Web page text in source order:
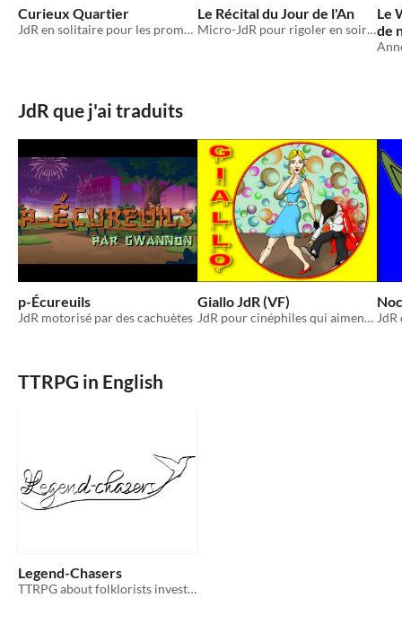
Curieux Quartier
JdR en solitaire pour les promenades du chien
Le Récital du Jour de l'An
Micro-JdR pour rigoler en soirée
Le
de
JdR que j'ai traduits
p-Écureuils
JdR motorisé par des cachuètes
Giallo JdR (VF)
JdR pour cinéphiles qui aiment le sang
TTRPG in English
Legend-Chasers
TTRPG about folklorists investigating the reality of local stories.